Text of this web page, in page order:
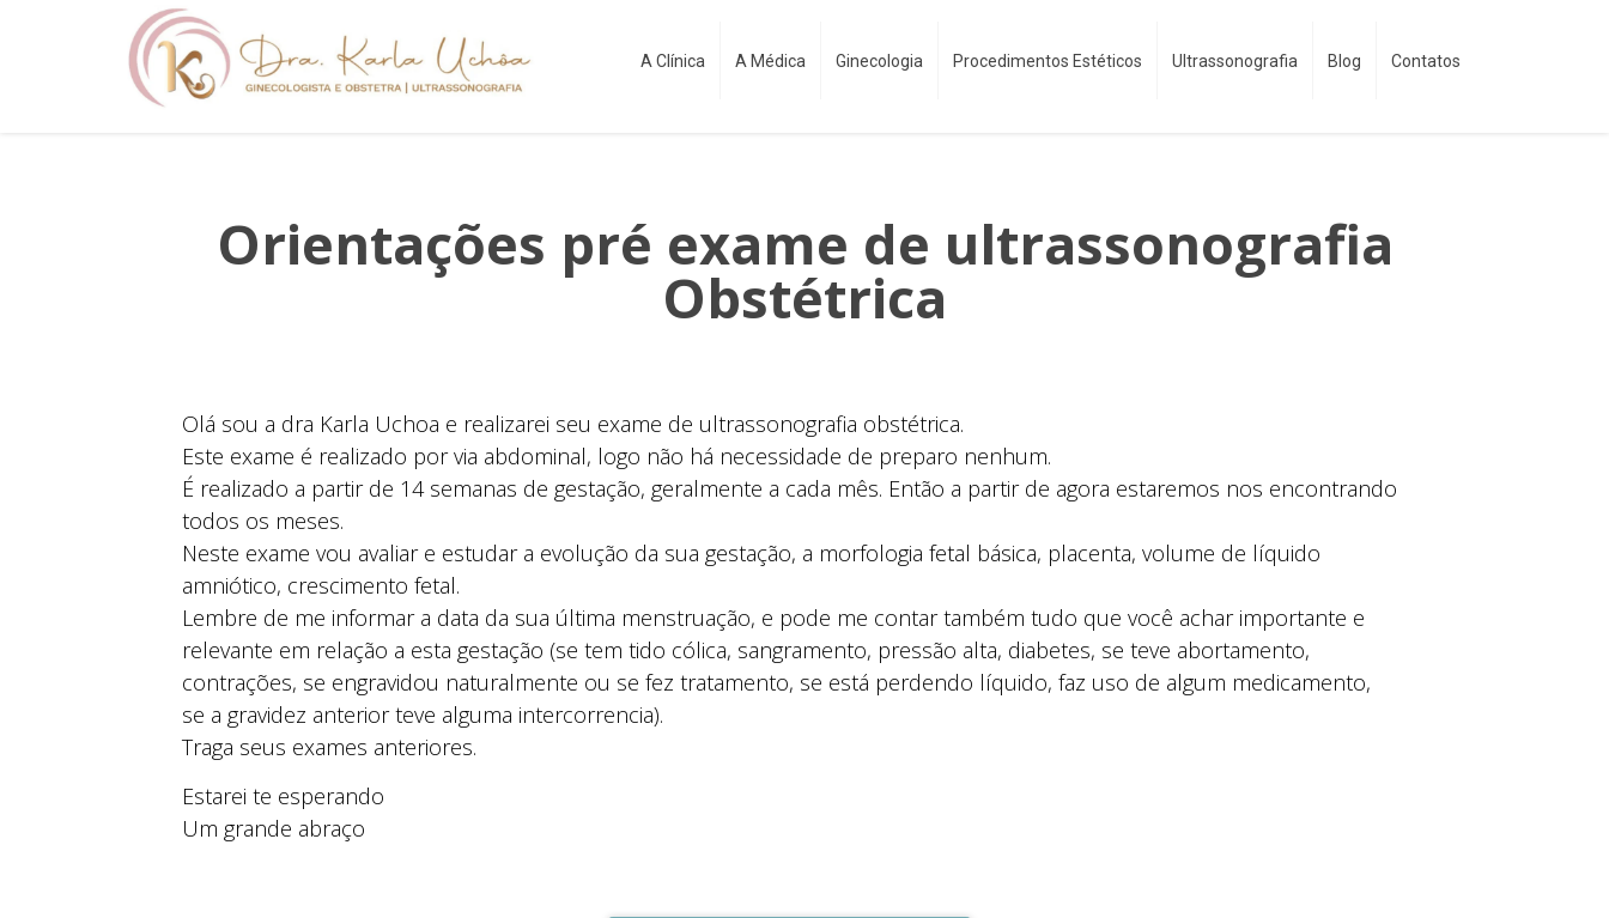
A Clínica A Médica Ginecologia Procedimentos Estéticos Ultrassonografia Blog Contatos
Orientações pré exame de ultrassonografia
Obstétrica
Olá sou a dra Karla Uchoa e realizarei seu exame de ultrassonografia obstétrica.
Este exame é realizado por via abdominal, logo não há necessidade de preparo nenhum.
É realizado a partir de 14 semanas de gestação, geralmente a cada mês. Então a partir de agora estaremos nos encontrando
todos os meses.
Neste exame vou avaliar e estudar a evolução da sua gestação, a morfologia fetal básica, placenta, volume de líquido
amniótico, crescimento fetal.
Lembre de me informar a data da sua última menstruação, e pode me contar também tudo que você achar importante e
relevante em relação a esta gestação (se tem tido cólica, sangramento, pressão alta, diabetes, se teve abortamento,
contrações, se engravidou naturalmente ou se fez tratamento, se está perdendo líquido, faz uso de algum medicamento,
se a gravidez anterior teve alguma intercorrencia).
Traga seus exames anteriores.
Estarei te esperando
Um grande abraço